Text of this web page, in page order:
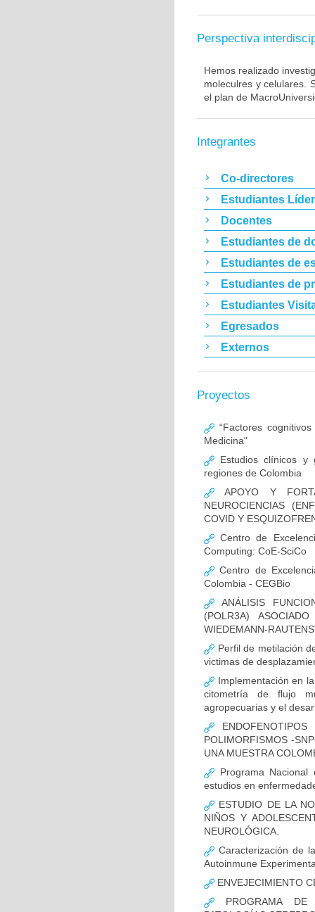
Perspectiva
Hemos realizado
moleculres y celulares.
el plan de
Integrantes
Co-directores
Estudiantes
Docentes
Estudiantes de
Estudiantes de
Estudiantes de
Estudiantes
Egresados
Externos
Proyectos
“Factores
Medicina"
Estudios clínicos y
regiones de Colombia
APOYO Y
NEUROCIENCIAS
COVID Y
Centro de
Computing: CoE-SciCo
Centro de
Colombia - CEGBio
ANÁLISIS
(POLR3A)
WIEDEMANN-
Perfil de metilación
victimas de
Implementación en
citometría de flujo
agropecuarias y el
POLIMORFISMOS -
UNA MUESTRA
Programa Nacional
estudios en
ESTUDIO DE LA
NIÑOS Y
NEUROLÓGICA.
Caracterización de
Autoinmune
ENVEJECIMIENTO
PROGRAMA DE